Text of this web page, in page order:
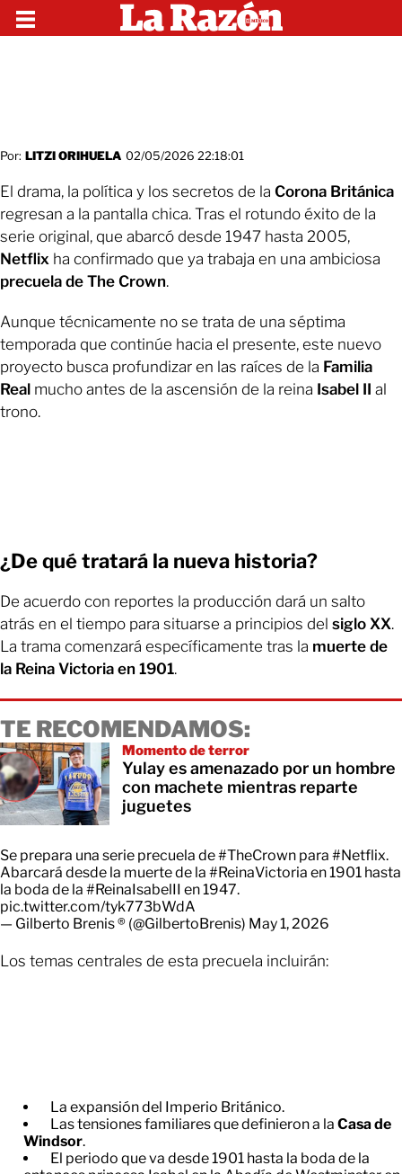
Por: LITZI ORIHUELA 02/05/2026 22:18:01
El drama, la política y los secretos de la Corona Británica
regresan a la pantalla chica. Tras el rotundo éxito de la
serie original, que abarcó desde 1947 hasta 2005,
Netflix ha confirmado que ya trabaja en una ambiciosa
precuela de The Crown.
Aunque técnicamente no se trata de una séptima
temporada que continúe hacia el presente, este nuevo
proyecto busca profundizar en las raíces de la Familia
Real mucho antes de la ascensión de la reina Isabel II al
trono.
¿De qué tratará la nueva historia?
De acuerdo con reportes la producción dará un salto
atrás en el tiempo para situarse a principios del siglo XX.
La trama comenzará específicamente tras la muerte de
la Reina Victoria en 1901.
TE RECOMENDAMOS:
Momento de terror
Yulay es amenazado por un hombre
con machete mientras reparte
juguetes
Se prepara una serie precuela de#TheCrown para #Netflix.
Abarcará desde la muerte de la #ReinaVictoria en 1901 hasta
la boda de la #ReinaIsabelII en 1947.
pic.twitter.com/tyk773bWdA
— Gilberto Brenis ® (@GilbertoBrenis) May 1, 2026
Los temas centrales de esta precuela incluirán:
La expansión del Imperio Británico.
Las tensiones familiares que definieron a la Casa de
Windsor.
El periodo que va desde 1901 hasta la boda de la